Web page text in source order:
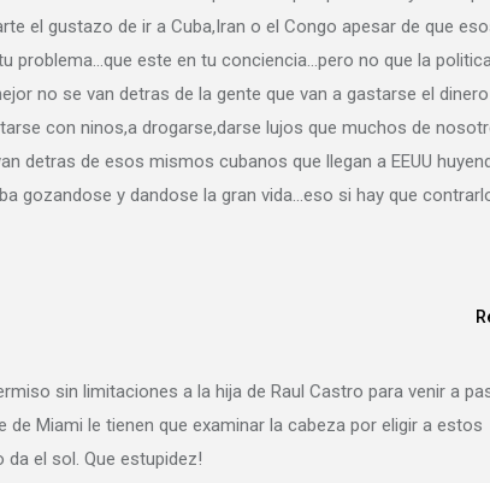
el gustazo de ir a Cuba,Iran o el Congo apesar de que
problema…que este en tu conciencia…pero no que la
no se van detras de la gente que van a gastarse el
con ninos,a drogarse,darse lujos que muchos de
detras de esos mismos cubanos que llegan a EEUU
gozandose y dandose la gran vida…eso si hay que
sin limitaciones a la hija de Raul Castro para venir a
Miami le tienen que examinar la cabeza por eligir a estos
el sol. Que estupidez!